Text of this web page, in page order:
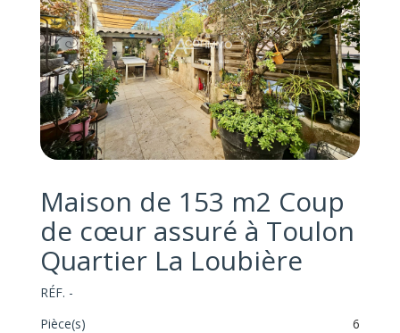
Maison de 153 m2 Coup
de cœur assuré à Toulon
Quartier La Loubière
RÉF. -
Pièce(s)
6